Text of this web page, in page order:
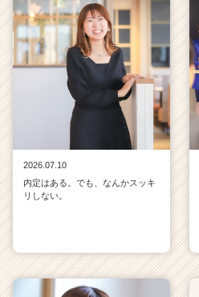
2026.07.10
内定はある。でも、なんかスッキ
リしない。